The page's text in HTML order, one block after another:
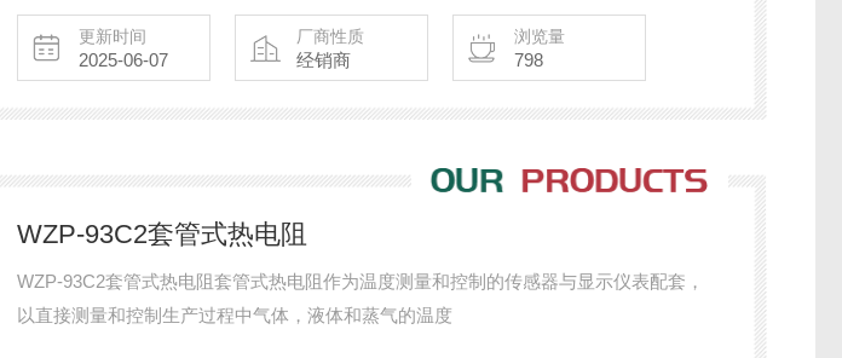
更新时间
2025-06-07
厂商性质
经销商
浏览量
798
WZP-93C2套管式热电阻
WZP-93C2套管式热电阻套管式热电阻作为温度测量和控制的传感器与显示仪表配套，
以直接测量和控制生产过程中气体，液体和蒸气的温度